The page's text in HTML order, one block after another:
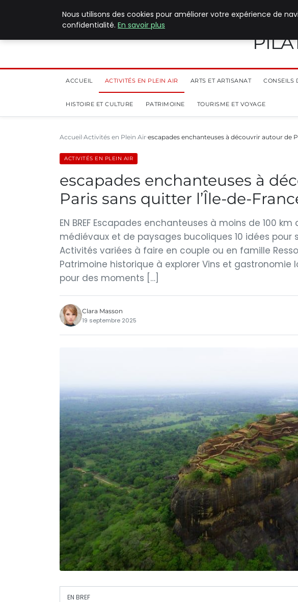
ACCUEIL ACTIVITÉS EN PLEIN AIR ARTS ET ARTISANAT CONSEILS
HISTOIRE ET CULTURE PATRIMOINE TOURISME ET VOYAGE
Accueil Activités en Plein Air escapades enchanteuses à découvrir autour de
ACTIVITÉS EN PLEIN AIR
escapades enchanteuses à
Paris sans quitter l’Île-de-
EN BREF Escapades enchanteuses à moins de 100
médiévaux et de paysages bucoliques 10 idées pour
Activités variées à faire en couple ou en famille
Patrimoine historique à explorer Vins et gastronomie
pour des moments […]
Clara Masson
19 septembre 2025
EN BREF
Nous utilisons des cookies pour améliorer votre expérience de
confidentialité. En savoir plus